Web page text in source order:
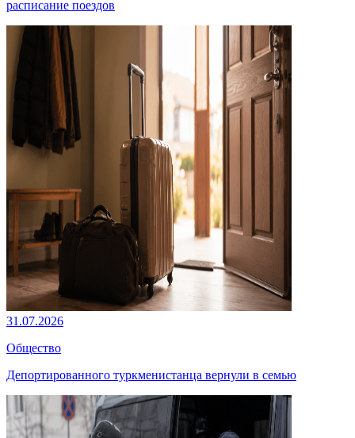
расписание поездов
31.07.2026
Общество
Депортированного туркменистанца вернули в семью